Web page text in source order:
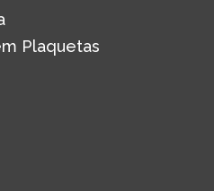
Plaquetas